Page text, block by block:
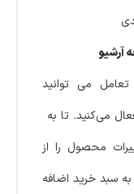
می توانید
می‌کنید. تا به
محصول را از
سبد خرید اضافه